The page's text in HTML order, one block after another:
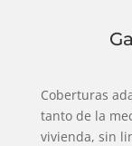
Coberturas
tanto de la
vivienda, sin